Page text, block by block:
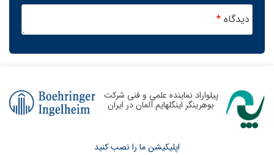
دیدگاه *
پیلواراد نماینده علمی و فنی شرکت
بوهرینگر اینگلهایم آلمان در ایران
اپلیکیشن ما را نصب کنید